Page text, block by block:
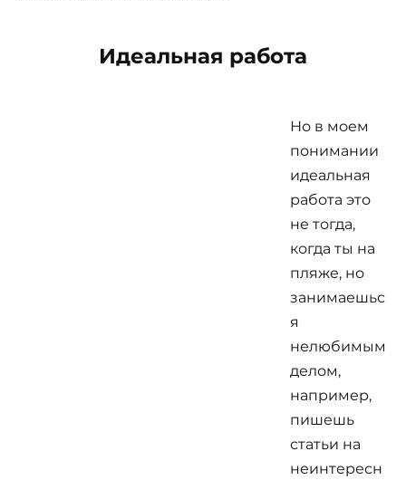
Идеальная работа
Но в моем
понимании
идеальная
работа это
не тогда,
когда ты на
пляже, но
занимаешьс
я
нелюбимым
делом,
например,
пишешь
статьи на
неинтересн